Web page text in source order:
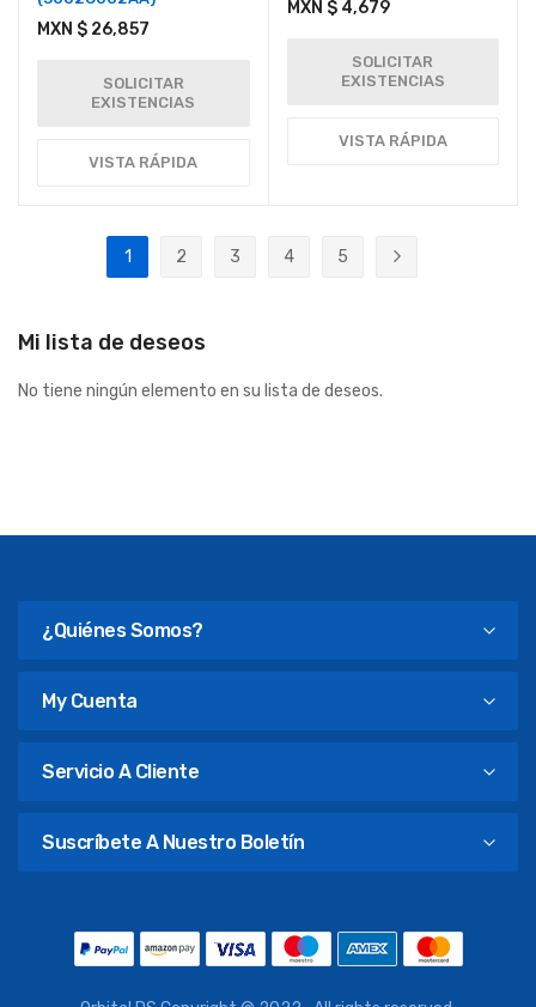
MXN $ 26,857
SOLICITAR
EXISTENCIAS
VISTA RÁPIDA
MXN $ 4,679
SOLICITAR
EXISTENCIAS
VISTA RÁPIDA
Página
Actualmente estás leyendo página
1
2
3
4
5
Mi lista de deseos
No tiene ningún elemento en su lista de deseos.
¿Quiénes Somos?
My Cuenta
Servicio A Cliente
Suscríbete A Nuestro Boletín